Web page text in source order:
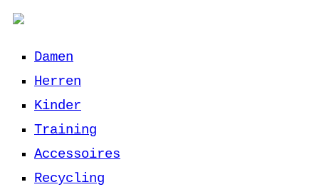
Damen
Herren
Kinder
Training
Accessoires
Recycling